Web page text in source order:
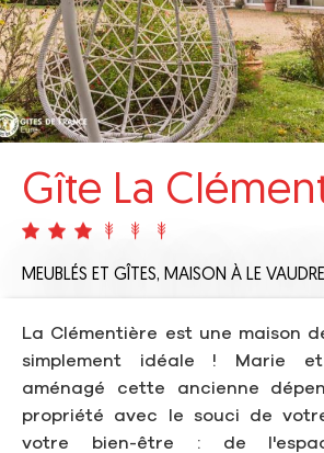
Gîte La
MEUBLÉS ET GÎTES, MAISON À LE
La Clémentière est une maison
simplement idéale ! Marie
aménagé cette ancienne
propriété avec le souci de
votre bien-être : de